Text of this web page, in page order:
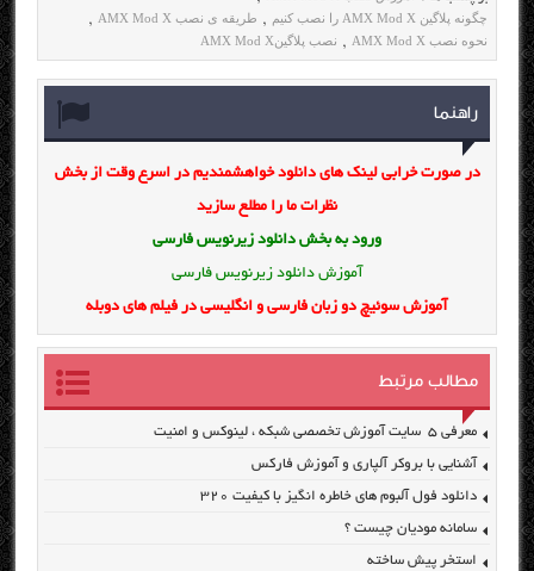
چگونه پلاگین AMX Mod X را نصب کنیم , طریقه ی نصب AMX Mod X ,
نحوه نصب AMX Mod X , نصب پلاگینAMX Mod X
راهنما
در صورت خرابی لینک های دانلود خواهشمندیم در اسرع وقت از بخش
نظرات ما را مطلع سازید
ورود به بخش دانلود زیرنویس فارسی
آموزش دانلود زیرنویس فارسی
آموزش سوئیچ دو زبان فارسی و انگلیسی در فیلم های دوبله
مطالب مرتبط
معرفی ۵ سایت آموزش تخصصی شبکه ، لینوکس و امنیت
آشنایی با بروکر آلپاری و آموزش فارکس
دانلود فول آلبوم های خاطره انگیز با کیفیت ۳۲۰
سامانه مودیان چیست ؟
استخر پیش ساخته